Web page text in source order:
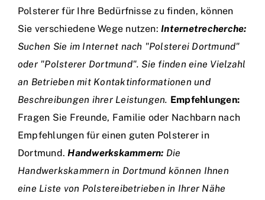
Polsterer für Ihre Bedürfnisse zu finden, können
Sie verschiedene Wege nutzen:Internetrecherche:
Suchen Sie im Internet nach "Polsterei Dortmund"
oder "Polsterer Dortmund". Sie finden eine Vielzahl
an Betrieben mit Kontaktinformationen und
Beschreibungen ihrer Leistungen. Empfehlungen:
Fragen Sie Freunde, Familie oder Nachbarn nach
Empfehlungen für einen guten Polsterer in
Dortmund.Handwerkskammern: Die
Handwerkskammern in Dortmund können Ihnen
eine Liste von Polstereibetrieben in Ihrer Nähe